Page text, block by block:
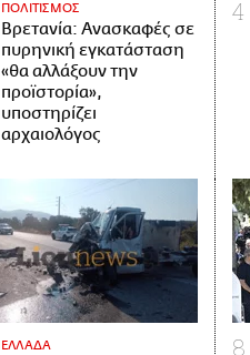
ΠΟΛΙΤΙΣΜΟΣ
Βρετανία: Ανασκαφές σε
πυρηνική εγκατάσταση
«θα αλλάξουν την
προϊστορία»,
υποστηρίζει
αρχαιολόγος
ΕΛΛΑΔΑ